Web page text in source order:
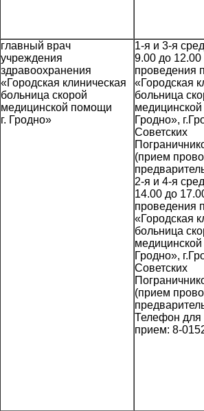
главный врач
учреждения
здравоохранения
«Городская клиническая
больница скорой
медицинской помощи
г. Гродно»
1-я и 3-я
9.00 до 12.00
проведения
«Городская
больница
Гродно»,
Советских
(прием
2-я и 4-я
14.00 до
проведения
«Городская
больница
Гродно»,
Советских
(прием
Телефон для
прием: 8-